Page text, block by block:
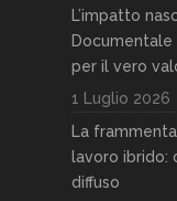
L’impatto
per il vero
1 Luglio 2026
La
lavoro ibrido:
diffuso